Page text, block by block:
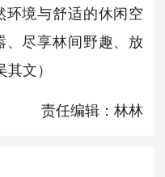
环境与舒适的休闲空
、尽享林间野趣、放
文）
责任编辑：林林